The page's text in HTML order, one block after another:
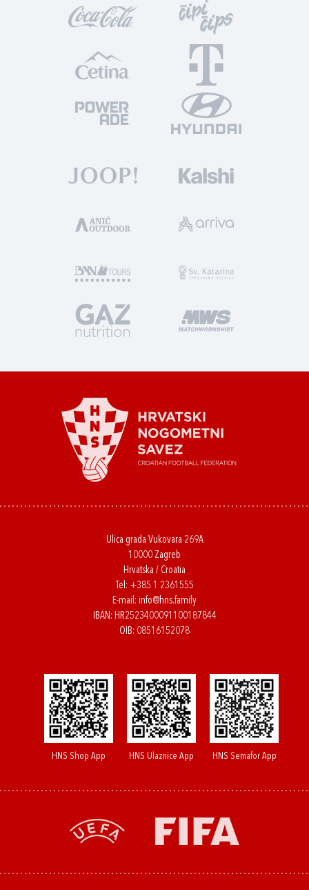
Ulica grada Vukovara 269A
10000 Zagreb
Hrvatska / Croatia
Tel: +385 1 2361555
E-mail: info@hns.family
IBAN: HR2523400091100187844
OIB: 08516152078
HNS Shop App HNS Ulaznice App HNS Semafor App